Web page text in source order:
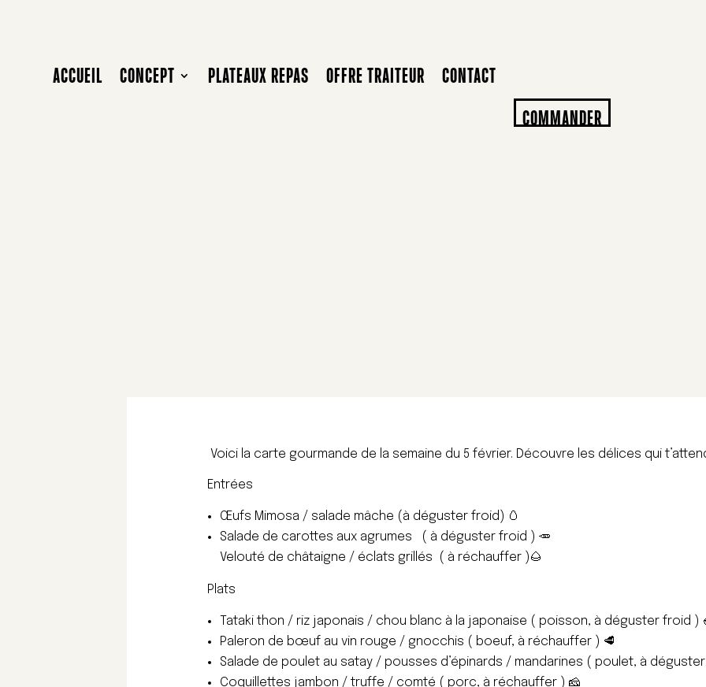
ACCUEIL CONCEPT PLATEAUX REPAS OFFRE TRAITEUR
CONTACT
COMMANDER
Voici la carte gourmande de la semaine du 5 février. Découvre les délices qui
Entrées
Œufs Mimosa / salade mâche (à déguster froid) 🥚
Salade de carottes aux agrumes ( à déguster froid ) 🥕
Velouté de châtaigne / éclats grillés ( à réchauffer )🌰
Plats
Tataki thon / riz japonais / chou blanc à la japonaise ( poisson, à déguster froid )
Paleron de bœuf au vin rouge / gnocchis ( boeuf, à réchauffer ) 🥩
Salade de poulet au satay / pousses d’épinards / mandarines ( poulet, à
Coquillettes jambon / truffe / comté ( porc, à réchauffer ) 🧀